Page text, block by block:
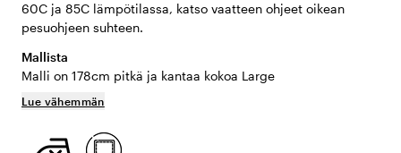
60C ja 85C lämpötilassa, katso vaatteen ohjeet oikean
pesuohjeen suhteen.
Mallista
Malli on 178cm pitkä ja kantaa kokoa Large
Lue vähemmän